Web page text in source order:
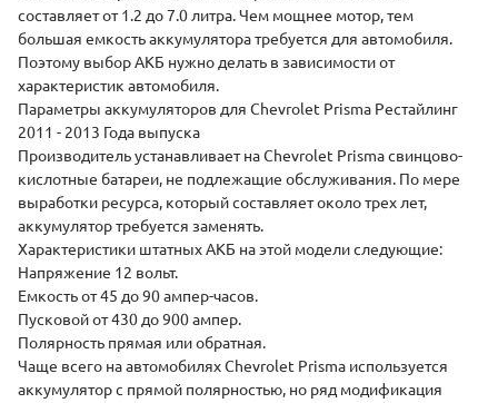
составляет от 1.2 до 7.0 литра. Чем мощнее мотор, тем
большая емкость аккумулятора требуется для автомобиля.
Поэтому выбор АКБ нужно делать в зависимости от
характеристик автомобиля.
Параметры аккумуляторов для Chevrolet Prisma Рестайлинг
2011 - 2013 Года выпуска
Производитель устанавливает на Chevrolet Prisma свинцово-
кислотные батареи, не подлежащие обслуживания. По мере
выработки ресурса, который составляет около трех лет,
аккумулятор требуется заменять.
Характеристики штатных АКБ на этой модели следующие:
Напряжение 12 вольт.
Емкость от 45 до 90 ампер-часов.
Пусковой от 430 до 900 ампер.
Полярность прямая илиобратная.
Чаще всего на автомобилях Chevrolet Prisma используется
аккумулятор с прямой полярностью, но ряд модификация